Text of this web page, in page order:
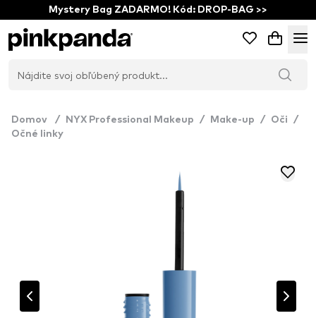
Mystery Bag ZADARMO! Kód: DROP-BAG >>
Domov / NYX Professional Makeup / Make-up / Oči
/
Očné linky